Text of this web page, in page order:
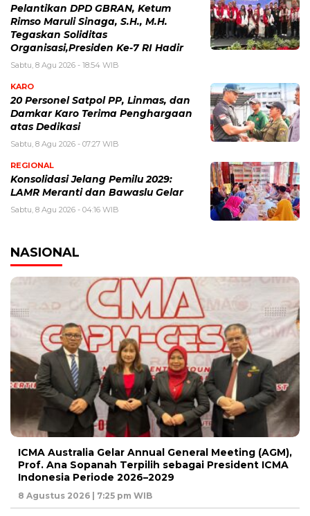
Pelantikan DPD GBRAN, Ketum
Rimso Maruli Sinaga, S.H., M.H.
Tegaskan Soliditas
Organisasi,Presiden Ke-7 RI Hadir
Sabtu, 8 Agu 2026 - 18:54 WIB
KARO
20 Personel Satpol PP, Linmas, dan
Damkar Karo Terima Penghargaan
atas Dedikasi
Sabtu, 8 Agu 2026 - 07:27 WIB
REGIONAL
Konsolidasi Jelang Pemilu 2029:
LAMR Meranti dan Bawaslu Gelar
Sabtu, 8 Agu 2026 - 04:16 WIB
NASIONAL
ICMA Australia Gelar Annual General Meeting (AGM),
Prof. Ana Sopanah Terpilih sebagai President ICMA
Indonesia Periode 2026–2029
8 Agustus 2026 | 7:25 pm WIB